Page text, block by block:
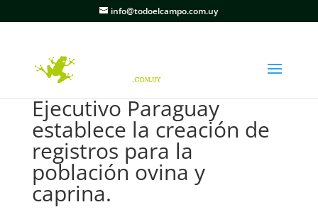
info@todoelcampo.com.uy
Ejecutivo Paraguay
establece la creación de
registros para la
población ovina y
caprina.